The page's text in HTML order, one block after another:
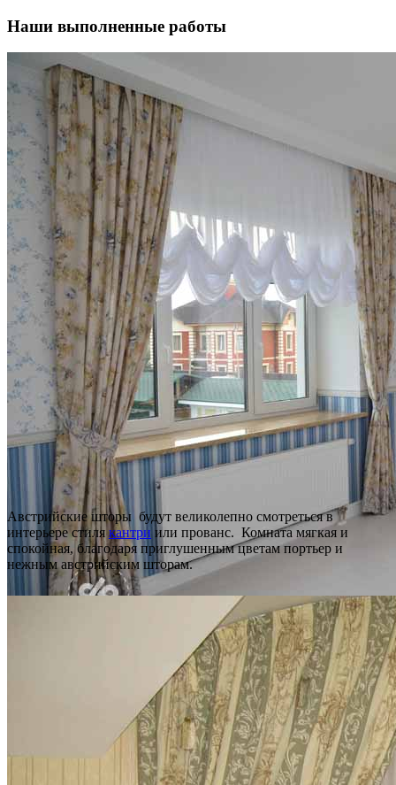
Наши выполненные работы
Австрийские шторы будут великолепно смотреться в
интерьере стилякантри или прованс. Комната мягкая и
спокойная, благодаря приглушенным цветам портьер и
нежным австрийским шторам.